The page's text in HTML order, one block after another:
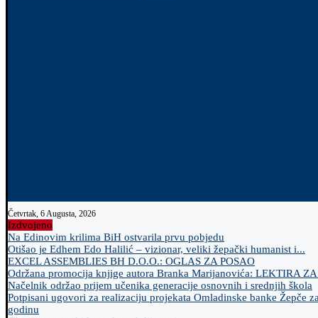
Četvrtak, 6 Augusta, 2026
Izdvojeno
Na Edinovim krilima BiH ostvarila prvu pobjedu
Otišao je Edhem Edo Halilić – vizionar, veliki žepački humanist i...
EXCEL ASSEMBLIES BH D.O.O.: OGLAS ZA POSAO
Održana promocija knjige autora Branka Marijanovića: LEKTIRA
Načelnik održao prijem učenika generacije osnovnih i srednjih škola
Potpisani ugovori za realizaciju projekata Omladinske banke Žepče
godinu